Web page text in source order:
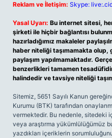
Reklam ve İletişim: Skype:
Yasal Uyarı: Bu internet sitesi,
şirketi ile hiçbir bağlantısı
hazırladığımız makaleler
haber niteliği taşımamakta olup,
paylaşım yapılmamaktadır.
benzerlikleri tamamen
halindedir ve tavsiye niteliği
Sitemiz, 5651 Sayılı Kanun
Kurumu (BTK) tarafından
vermektedir. Bu nedenle, sitedeki
veya araştırma yükümlülüğümüz
yazdıkları içeriklerin